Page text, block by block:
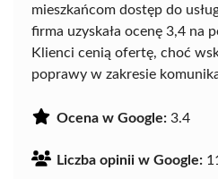
mieszkańcom dostęp do
firma uzyskała ocenę 3,4 na
Klienci cenią ofertę, choć
poprawy w zakresie
Ocena w Google: 3.4
Liczba opinii w Google: 11